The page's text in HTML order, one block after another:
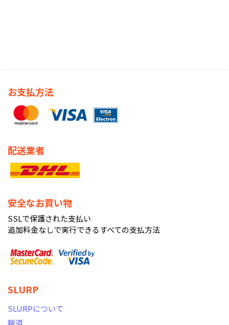
お支払方法
配送業者
安全なお買い物
SSLで保護された支払い
追加料金なしで実行できるすべての支払方法
SLURP
SLURPについて
報道